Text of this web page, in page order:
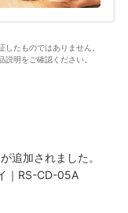
たものではありません。
明をご確認ください。
追加されました。
｜RS-CD-05A